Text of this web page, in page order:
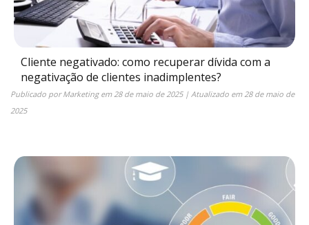
Cliente negativado: como recuperar dívida com a
negativação de clientes inadimplentes?
Publicado porMarketingem28 de maio de 2025| Atualizado em28 de maio de
2025